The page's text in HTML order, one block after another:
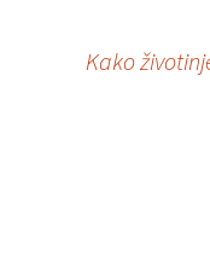
Kako